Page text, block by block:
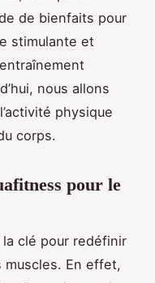
de bienfaits pour
stimulante et
nous allons
physique
corps.
pour le
la clé pour redéfinir
En effet,